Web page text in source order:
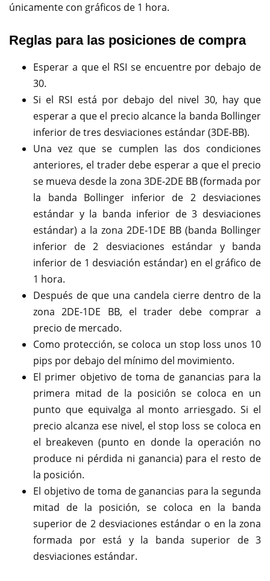
únicamente con gráficos de 1 hora.
Reglas para las posiciones de compra
Esperar a que el RSI se encuentre por debajo de
30.
Si el RSI está por debajo del nivel 30, hay que
esperar a que el precio alcance la banda Bollinger
inferior de tres desviaciones estándar (3DE-BB).
Una vez que se cumplen las dos condiciones
anteriores, el trader debe esperar a que el precio
se mueva desde la zona 3DE-2DE BB (formada por
la banda Bollinger inferior de 2 desviaciones
estándar y la banda inferior de 3 desviaciones
estándar) a la zona 2DE-1DE BB (banda Bollinger
inferior de 2 desviaciones estándar y banda
inferior de 1 desviación estándar) en el gráfico de
1 hora.
Después de que una candela cierre dentro de la
zona 2DE-1DE BB, el trader debe comprar a
precio de mercado.
Como protección, se coloca un stop loss unos 10
pips por debajo del mínimo del movimiento.
El primer objetivo de toma de ganancias para la
primera mitad de la posición se coloca en un
punto que equivalga al monto arriesgado. Si el
precio alcanza ese nivel, el stop loss se coloca en
el breakeven (punto en donde la operación no
produce ni pérdida ni ganancia) para el resto de
la posición.
El objetivo de toma de ganancias para la segunda
mitad de la posición, se coloca en la banda
superior de 2 desviaciones estándar o en la zona
formada por está y la banda superior de 3
desviaciones estándar.